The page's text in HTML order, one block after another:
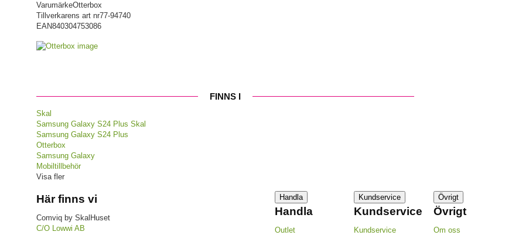
VarumärkeOtterbox
Tillverkarens art nr77-94740
EAN840304753086
FINNS I
Skal
Samsung Galaxy S24 Plus Skal
Samsung Galaxy S24 Plus
Otterbox
Samsung Galaxy
Mobiltillbehör
Visa fler
Här finns vi
Comviq by SkalHuset
C/O Lowwi AB
Handla
Handla
Outlet
Kundservice
Kundservice
Kundservice
Övrigt
Övrigt
Om oss